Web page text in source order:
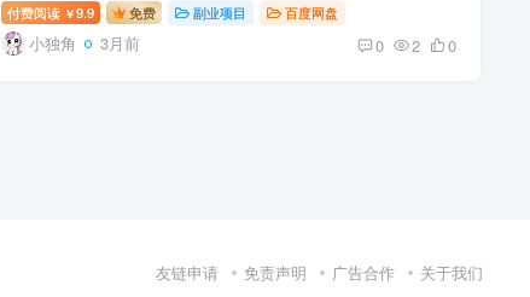
付费阅读 ￥9.9 免费 副业项目 百度网盘
小独角 3月前 0 2 0
友链申请 免责声明 广告合作 关于我们